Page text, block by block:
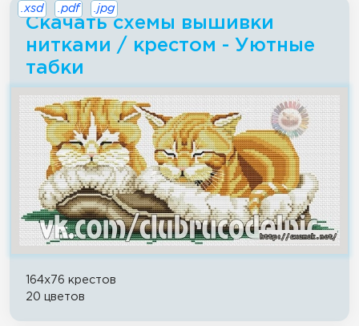
Скачать схемы вышивки
нитками / крестом - Уютные
табки
.xsd .pdf .jpg
164x76 крестов
20 цветов